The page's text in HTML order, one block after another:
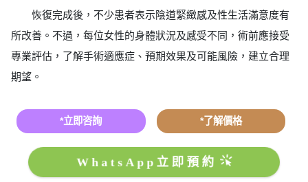
恢復完成後，不少患者表示陰道緊緻感及性生活滿意度有
所改善。不過，每位女性的身體狀況及感受不同，術前應接受
專業評估，了解手術適應症、預期效果及可能風險，建立合理
期望。
*立即咨詢 *了解價格
WhatsApp立即預約